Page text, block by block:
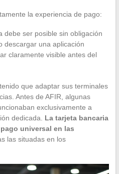
la experiencia de pago:
debe ser posible sin obligación
descargar una aplicación
claramente visible antes del
que adaptar sus terminales
Antes de AFIR, algunas
exclusivamente a
dedicada. La tarjeta bancaria
universal en las
las situadas en los